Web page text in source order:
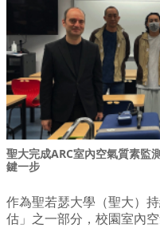
聖大完成ARC室內空氣質素監
鍵一步
作為聖若瑟大學（聖大）
估」之一部分，校園室內